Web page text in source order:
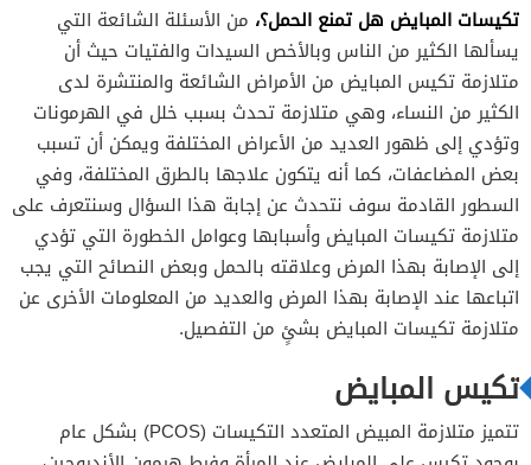
تكيسات المبايض هل تمنع الحمل؟، من الأسئلة الشائعة التي
يسألها الكثير من الناس وبالأخص السيدات والفتيات حيث أن
متلازمة تكيس المبايض من الأمراض الشائعة والمنتشرة لدى
الكثير من النساء، وهي متلازمة تحدث بسبب خلل في الهرمونات
وتؤدي إلى ظهور العديد من الأعراض المختلفة ويمكن أن تسبب
بعض المضاعفات، كما أنه يتكون علاجها بالطرق المختلفة، وفي
السطور القادمة سوف نتحدث عن إجابة هذا السؤال وسنتعرف على
متلازمة تكيسات المبايض وأسبابها وعوامل الخطورة التي تؤدي
إلى الإصابة بهذا المرض وعلاقته بالحمل وبعض النصائح التي يجب
اتباعها عند الإصابة بهذا المرض والعديد من المعلومات الأخرى عن
متلازمة تكيسات المبايض بشئٍ من التفصيل.
تكيس المبايض
تتميز متلازمة المبيض المتعدد التكيسات (PCOS) بشكل عام